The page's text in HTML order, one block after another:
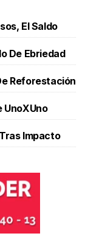
El Saldo
De Ebriedad
Reforestación
UnoXUno
Impacto